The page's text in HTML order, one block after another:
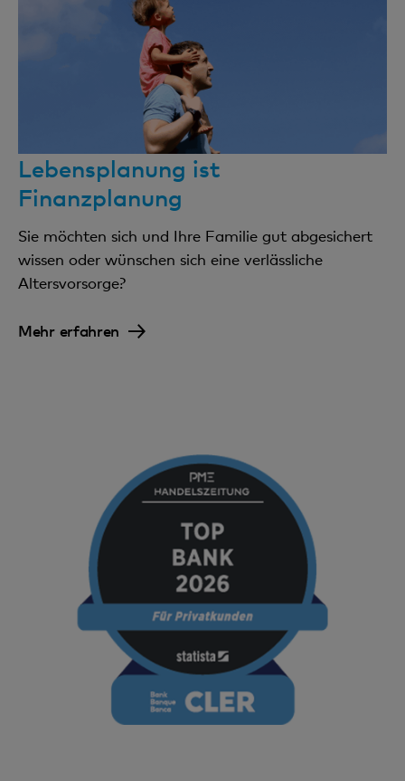
Lebensplanung ist
Finanzplanung
Sie möchten sich und Ihre Familie gut abgesichert
wissen oder wünschen sich eine verlässliche
Altersvorsorge?
Mehr erfahren